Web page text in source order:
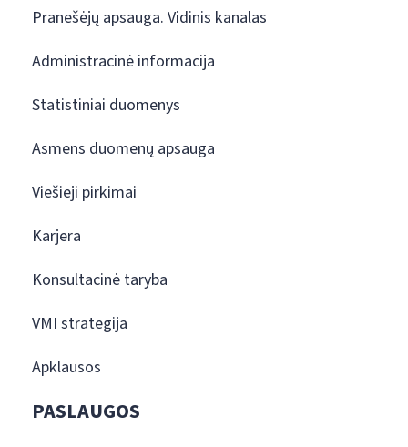
Pranešėjų apsauga. Vidinis kanalas
Administracinė informacija
Statistiniai duomenys
Asmens duomenų apsauga
Viešieji pirkimai
Karjera
Konsultacinė taryba
VMI strategija
Apklausos
PASLAUGOS